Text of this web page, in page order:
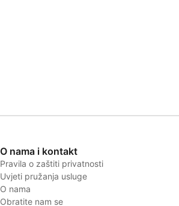
O nama i kontakt
Pravila o zaštiti privatnosti
Uvjeti pružanja usluge
O nama
Obratite nam se